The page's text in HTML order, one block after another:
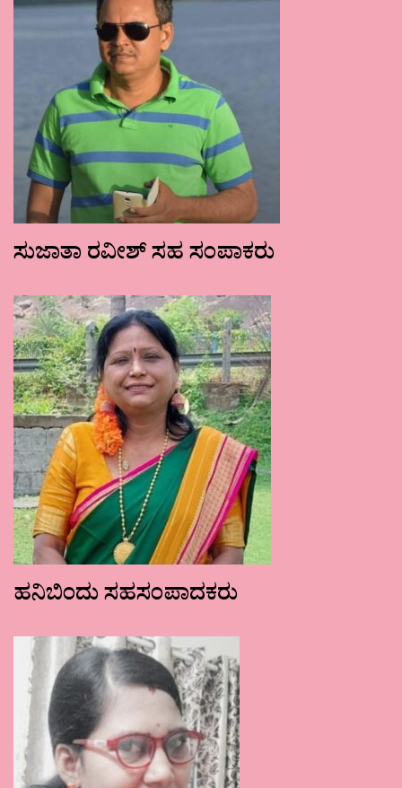
ಸುಜಾತಾ ರವೀಶ್ ಸಹ ಸಂಪಾಕರು
ಹನಿಬಿಂದು ಸಹಸಂಪಾದಕರು